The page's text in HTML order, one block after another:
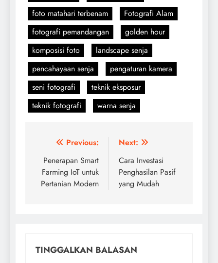
foto matahari terbenam
Fotografi Alam
fotografi pemandangan
golden hour
komposisi foto
landscape senja
pencahayaan senja
pengaturan kamera
seni fotografi
teknik eksposur
teknik fotografi
warna senja
Navigasi
pos
Previous:
Penerapan Smart
Farming IoT untuk
Pertanian Modern
Next:
Cara Investasi
Penghasilan Pasif
yang Mudah
TINGGALKAN BALASAN